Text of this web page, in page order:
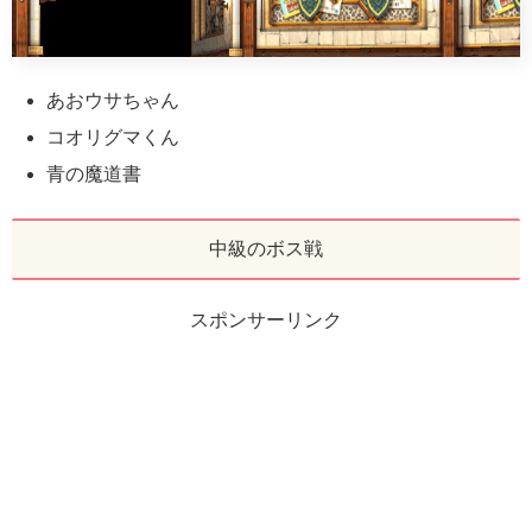
あおウサちゃん
コオリグマくん
青の魔道書
中級のボス戦
スポンサーリンク